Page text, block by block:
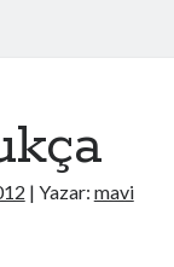
| Yazar: mavi